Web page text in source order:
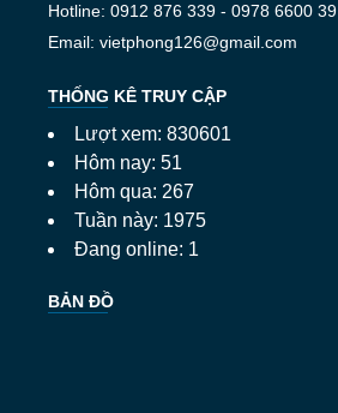
Hotline: 0912 876 339 - 0978 6600 39
Email: vietphong126@gmail.com
THỐNG KÊ TRUY CẬP
Lượt xem: 830601
Hôm nay: 51
Hôm qua: 267
Tuần này: 1975
Đang online: 1
BẢN ĐỒ